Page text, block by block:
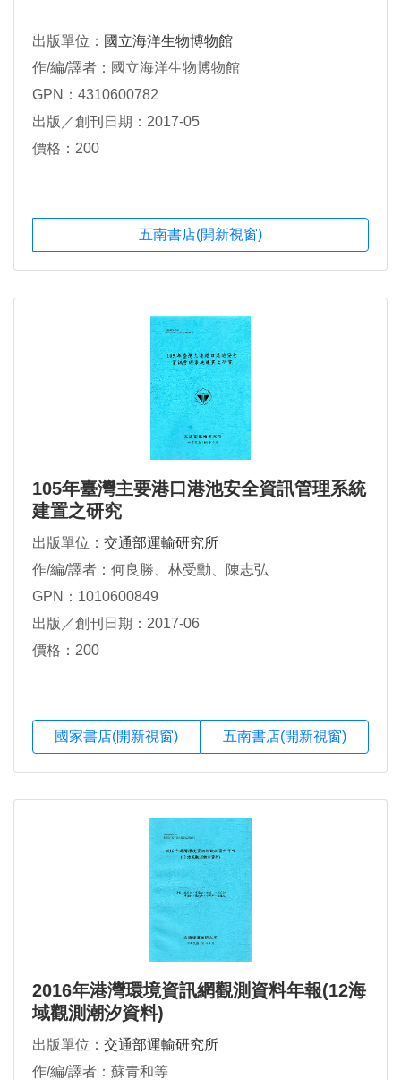
出版單位： 國立海洋生物博物館
作/編/譯者：國立海洋生物博物館
GPN：4310600782
出版／創刊日期：2017-05
價格：200
五南書店(開新視窗)
105年臺灣主要港口港池安全資訊管理系統
建置之研究
出版單位： 交通部運輸研究所
作/編/譯者：何良勝、林受勳、陳志弘
GPN：1010600849
出版／創刊日期：2017-06
價格：200
國家書店(開新視窗) 五南書店(開新視窗)
2016年港灣環境資訊網觀測資料年報(12海
域觀測潮汐資料)
出版單位： 交通部運輸研究所
作/編/譯者：蘇青和等